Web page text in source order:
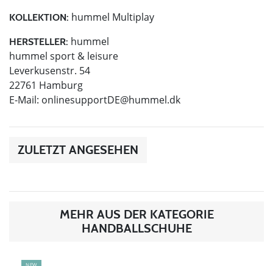
KOLLEKTION: hummel Multiplay
HERSTELLER: hummel
hummel sport & leisure
Leverkusenstr. 54
22761 Hamburg
E-Mail: onlinesupportDE@hummel.dk
ZULETZT ANGESEHEN
MEHR AUS DER KATEGORIE
HANDBALLSCHUHE
NEW